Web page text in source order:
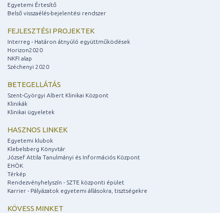
Egyetemi Értesítő
Belső visszaélés-bejelentési rendszer
FEJLESZTÉSI PROJEKTEK
Interreg - Határon átnyúló együttműködések
Horizon2020
NKFI alap
Széchenyi 2020
BETEGELLÁTÁS
Szent-Györgyi Albert Klinikai Központ
Klinikák
Klinikai ügyeletek
HASZNOS LINKEK
Egyetemi klubok
Klebelsberg Könyvtár
József Attila Tanulmányi és Információs Központ
EHÖK
Térkép
Rendezvényhelyszín - SZTE központi épület
Karrier - Pályázatok egyetemi állásokra, tisztségekre
KÖVESS MINKET